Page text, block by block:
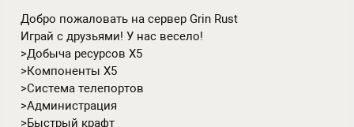
Добро пожаловать на сервер Grin Rust
Играй с друзьями! У нас весело!
>Добыча ресурсов Х5
>Компоненты Х5
>Система телепортов
>Администрация
>Быстрый крафт